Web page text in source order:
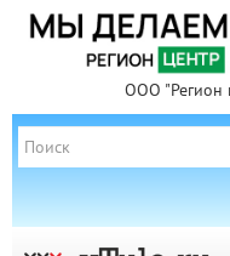
ООО "Регион